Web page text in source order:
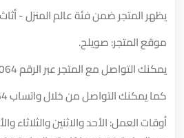
يظهر المتجر ضمن فئة عالم المنزل -
موقع المتجر: صويلح.
يمكنك التواصل مع المتجر عبر الرقم
كما يمكنك التواصل من خلال واتساب
أوقات العمل: الأحد والاثنين والثلاثاء